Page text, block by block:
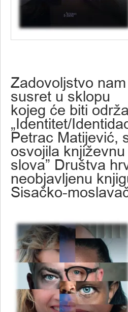
Zadovoljstvo
susret u sklopu
kojeg će biti
„Identitet/
Petrac Matijević,
osvojila
slova” Društva
neobjavljenu
Sisačko-